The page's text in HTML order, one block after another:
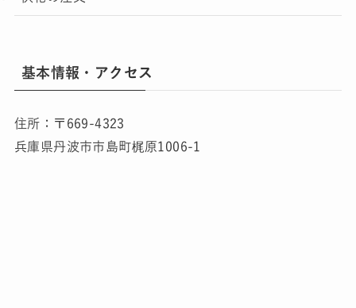
基本情報・アクセス
住所：〒669-4323
兵庫県丹波市市島町梶原1006-1